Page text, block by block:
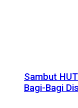
Sambut
Bagi-Bagi